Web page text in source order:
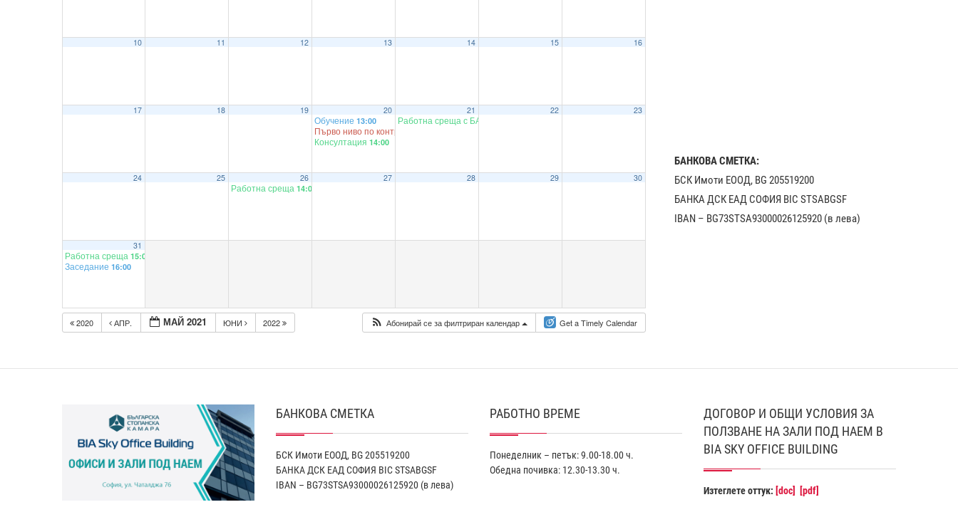
10 11 12 13 14 15 16
17 18 19 20
Обучение 13:00
Първо ниво по контрол по проект
Консултация 14:00
21
Работна среща с БАУХ
22 23
24 25 26
Работна среща 14:00
27 28 29 30
31
Работна среща 15:00
Заседание 16:00
2020 АПР. МАЙ 2021 ЮНИ 2022 Абонирай се за филтриран календар Get a Timely Calendar
БАНКОВА СМЕТКА:
БСК Имоти ЕООД, BG 205519200
БАНКА ДСК EАД СОФИЯ BIC STSABGSF
IBAN – BG73STSA93000026125920 (в лева)
БАНКОВА СМЕТКА
БСК Имоти ЕООД, BG 205519200
БАНКА ДСК EАД СОФИЯ BIC STSABGSF
IBAN – BG73STSA93000026125920 (в лева)
РАБОТНО ВРЕМЕ
Понеделник – петък: 9.00-18.00 ч.
Обедна почивка: 12.30-13.30 ч.
ДОГОВОР И ОБЩИ УСЛОВИЯ ЗА
ПОЛЗВАНЕ НА ЗАЛИ ПОД НАЕМ В
BIA SKY OFFICE BUILDING
Изтеглете оттук: [doc] [pdf]